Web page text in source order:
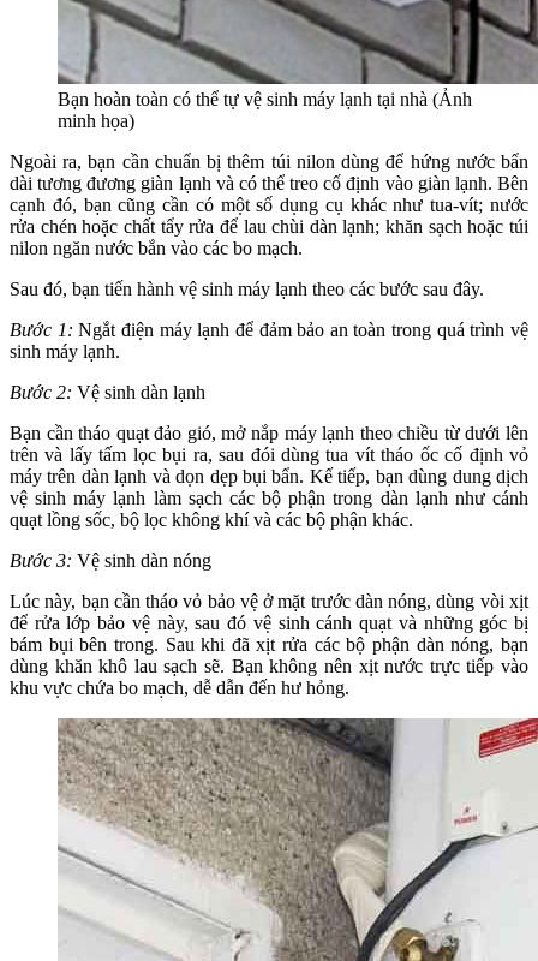
Bạn hoàn toàn có thể tự vệ sinh máy lạnh tại nhà (Ảnh
minh họa)
Ngoài ra, bạn cần chuẩn bị thêm túi nilon dùng để hứng nước bẩn
dài tương đương giàn lạnh và có thể treo cố định vào giàn lạnh. Bên
cạnh đó, bạn cũng cần có một số dụng cụ khác như tua-vít; nước
rửa chén hoặc chất tẩy rửa để lau chùi dàn lạnh; khăn sạch hoặc túi
nilon ngăn nước bắn vào các bo mạch.
Sau đó, bạn tiến hành vệ sinh máy lạnh theo các bước sau đây.
Bước 1:Ngắt điện máy lạnh để đảm bảo an toàn trong quá trình vệ
sinh máy lạnh.
Bước 2: Vệ sinh dàn lạnh
Bạn cần tháo quạt đảo gió, mở nắp máy lạnh theo chiều từ dưới lên
trên và lấy tấm lọc bụi ra, sau đói dùng tua vít tháo ốc cố định vỏ
máy trên dàn lạnh và dọn dẹp bụi bẩn. Kế tiếp, bạn dùng dung dịch
vệ sinh máy lạnh làm sạch các bộ phận trong dàn lạnh như cánh
quạt lồng sốc, bộ lọc không khí và các bộ phận khác.
Bước 3: Vệ sinh dàn nóng
Lúc này, bạn cần tháo vỏ bảo vệ ở mặt trước dàn nóng, dùng vòi xịt
để rửa lớp bảo vệ này, sau đó vệ sinh cánh quạt và những góc bị
bám bụi bên trong. Sau khi đã xịt rửa các bộ phận dàn nóng, bạn
dùng khăn khô lau sạch sẽ. Bạn không nên xịt nước trực tiếp vào
khu vực chứa bo mạch, dễ dẫn đến hư hỏng.